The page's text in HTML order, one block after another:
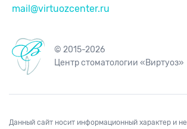
mail@virtuozcenter.ru
© 2015-2026
Центр стоматологии «Виртуоз»
Данный сайт носит информационный характер и не